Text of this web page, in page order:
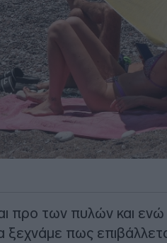
προ των πυλών και
ξεχνάμε πως